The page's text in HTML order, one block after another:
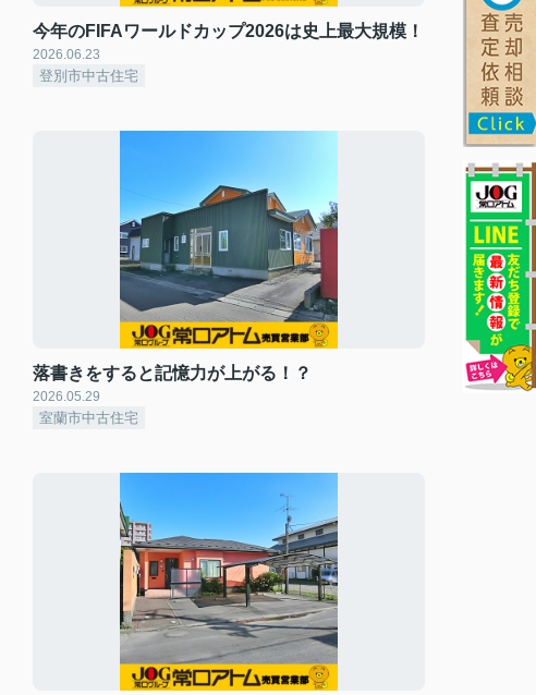
今年のFIFAワールドカップ2026は史上最大規模！
2026.06.23
登別市中古住宅
落書きをすると記憶力が上がる！？
2026.05.29
室蘭市中古住宅